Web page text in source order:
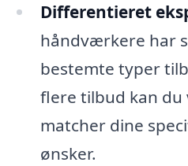
Differentieret
håndværkere har
bestemte typer
flere tilbud kan
matcher dine
ønsker.